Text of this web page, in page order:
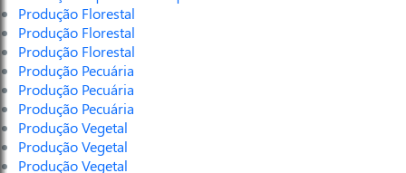
Produção Florestal
Produção Florestal
Produção Florestal
Produção Pecuária
Produção Pecuária
Produção Pecuária
Produção Vegetal
Produção Vegetal
Produção Vegetal